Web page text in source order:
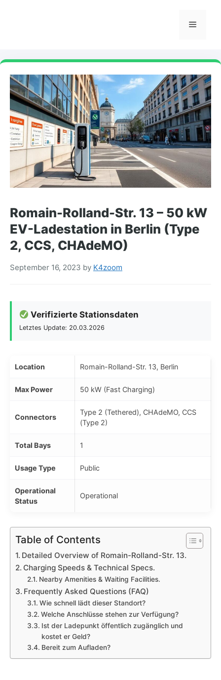
Menu
Romain-Rolland-Str. 13 – 50 kW
EV-Ladestation in Berlin (Type
2, CCS, CHAdeMO)
September 16, 2023 by K4zoom
Verifizierte Stationsdaten
Letztes Update: 20.03.2026
Location Romain-Rolland-Str. 13, Berlin
Max Power 50 kW (Fast Charging)
Connectors
Type 2 (Tethered), CHAdeMO, CCS
(Type 2)
Total Bays 1
Usage Type Public
Operational
Status
Operational
Table of Contents
Detailed Overview of Romain-Rolland-Str. 13.
Charging Speeds & Technical Specs.
Nearby Amenities & Waiting Facilities.
Frequently Asked Questions (FAQ)
Wie schnell lädt dieser Standort?
Welche Anschlüsse stehen zur Verfügung?
Ist der Ladepunkt öffentlich zugänglich und
kostet er Geld?
Bereit zum Aufladen?